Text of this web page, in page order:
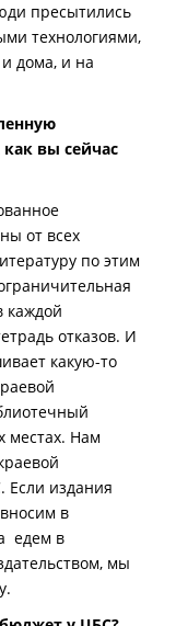
пресытились
технологиями,
дома, и на
вы сейчас
от всех
по этим
каждой
отказов. И
какую-то
местах. Нам
Если издания
в
едем в
мы